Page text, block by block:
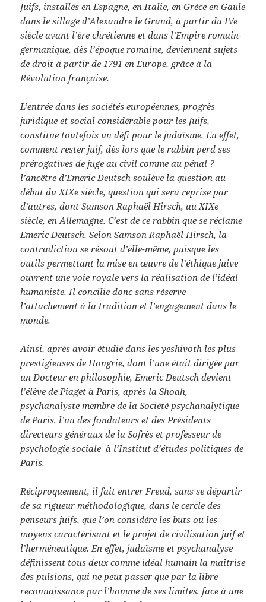
Juifs, installés en Espagne, en Italie, en Grèce en Gaule
dans le sillage d’Alexandre le Grand, à partir du IVe
siècle avant l’ère chrétienne et dans l’Empire romain-
germanique, dès l’époque romaine, deviennent sujets
de droit à partir de 1791 en Europe, grâce à la
Révolution française.
L’entrée dans les sociétés européennes, progrès
juridique et social considérable pour les Juifs,
constitue toutefois un défi pour le judaïsme. En effet,
comment rester juif, dès lors que le rabbin perd ses
prérogatives de juge au civil comme au pénal ?
l’ancêtre d’Emeric Deutsch soulève la question au
début du XIXe siècle, question qui sera reprise par
d’autres, dont Samson Raphaël Hirsch, au XIXe
siècle, en Allemagne. C’est de ce rabbin que se réclame
Emeric Deutsch. Selon Samson Raphaël Hirsch, la
contradiction se résout d’elle-même, puisque les
outils permettant la mise en œuvre de l’éthique juive
ouvrent une voie royale vers la réalisation de l’idéal
humaniste. Il concilie donc sans réserve
l’attachement à la tradition et l’engagement dans le
monde.
Ainsi, après avoir étudié dans les yeshivoth les plus
prestigieuses de Hongrie, dont l’une était dirigée par
un Docteur en philosophie, Emeric Deutsch devient
l’élève de Piaget à Paris, après la Shoah,
psychanalyste membre de la Société psychanalytique
de Paris, l’un des fondateurs et des Présidents
directeurs généraux de la Sofrès et professeur de
psychologie sociale à l’Institut d’études politiques de
Paris.
Réciproquement, il fait entrer Freud, sans se départir
de sa rigueur méthodologique, dans le cercle des
penseurs juifs, que l’on considère les buts ou les
moyens caractérisant et le projet de civilisation juif et
l’herméneutique. En effet, judaïsme et psychanalyse
définissent tous deux comme idéal humain la maîtrise
des pulsions, qui ne peut passer que par la libre
reconnaissance par l’homme de ses limites, face à une